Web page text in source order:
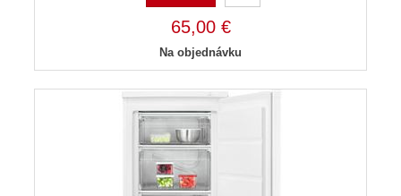
65,00 €
Na objednávku